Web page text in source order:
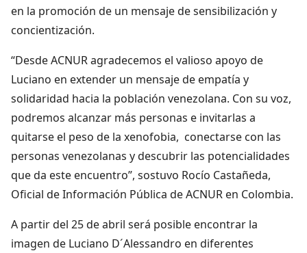
en la promoción de un mensaje de sensibilización y
concientización.
“Desde ACNUR agradecemos el valioso apoyo de
Luciano en extender un mensaje de empatía y
solidaridad hacia la población venezolana. Con su voz,
podremos alcanzar más personas e invitarlas a
quitarse el peso de la xenofobia, conectarse con las
personas venezolanas y descubrir las potencialidades
que da este encuentro”, sostuvo Rocío Castañeda,
Oficial de Información Pública de ACNUR en Colombia.
A partir del 25 de abril será posible encontrar la
imagen de Luciano D´Alessandro en diferentes